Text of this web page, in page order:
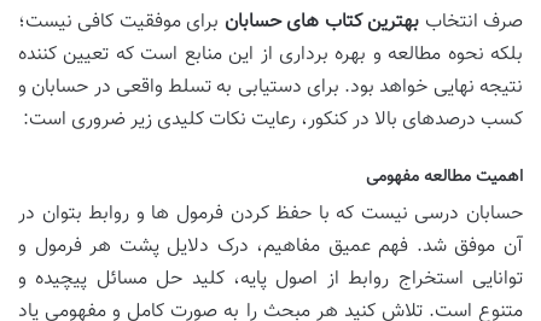
صرف انتخاب بهترین کتاب های حسابان برای موفقیت کافی نیست؛
بلکه نحوه مطالعه و بهره برداری از این منابع است که تعیین کننده
نتیجه نهایی خواهد بود. برای دستیابی به تسلط واقعی در حسابان و
کسب درصدهای بالا در کنکور، رعایت نکات کلیدی زیر ضروری است:
اهمیت مطالعه مفهومی
حسابان درسی نیست که با حفظ کردن فرمول ها و روابط بتوان در
آن موفق شد. فهم عمیق مفاهیم، درک دلایل پشت هر فرمول و
توانایی استخراج روابط از اصول پایه، کلید حل مسائل پیچیده و
متنوع است. تلاش کنید هر مبحث را به صورت کامل و مفهومی یاد